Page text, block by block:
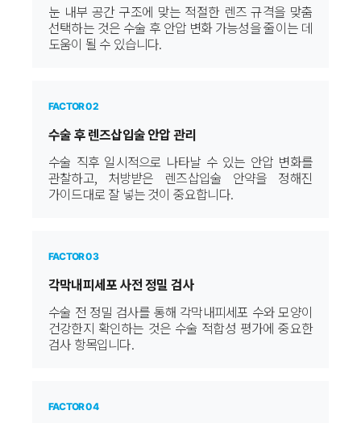
눈 내부 공간 구조에 맞는 적절한 렌즈 규격을 맞춤
선택하는 것은 수술 후 안압 변화 가능성을 줄이는 데
도움이 될 수 있습니다.
FACTOR 02
수술 후 렌즈삽입술 안압 관리
수술 직후 일시적으로 나타날 수 있는 안압 변화를
관찰하고, 처방받은 렌즈삽입술 안약을 정해진
가이드대로 잘 넣는 것이 중요합니다.
FACTOR 03
각막내피세포 사전 정밀 검사
수술 전 정밀 검사를 통해 각막내피세포 수와 모양이
건강한지 확인하는 것은 수술 적합성 평가에 중요한
검사 항목입니다.
FACTOR 04